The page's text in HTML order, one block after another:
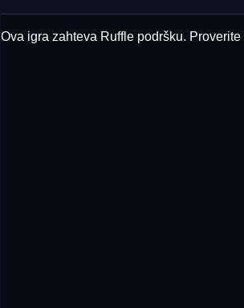
Ova igra zahteva Ruffle podršku.